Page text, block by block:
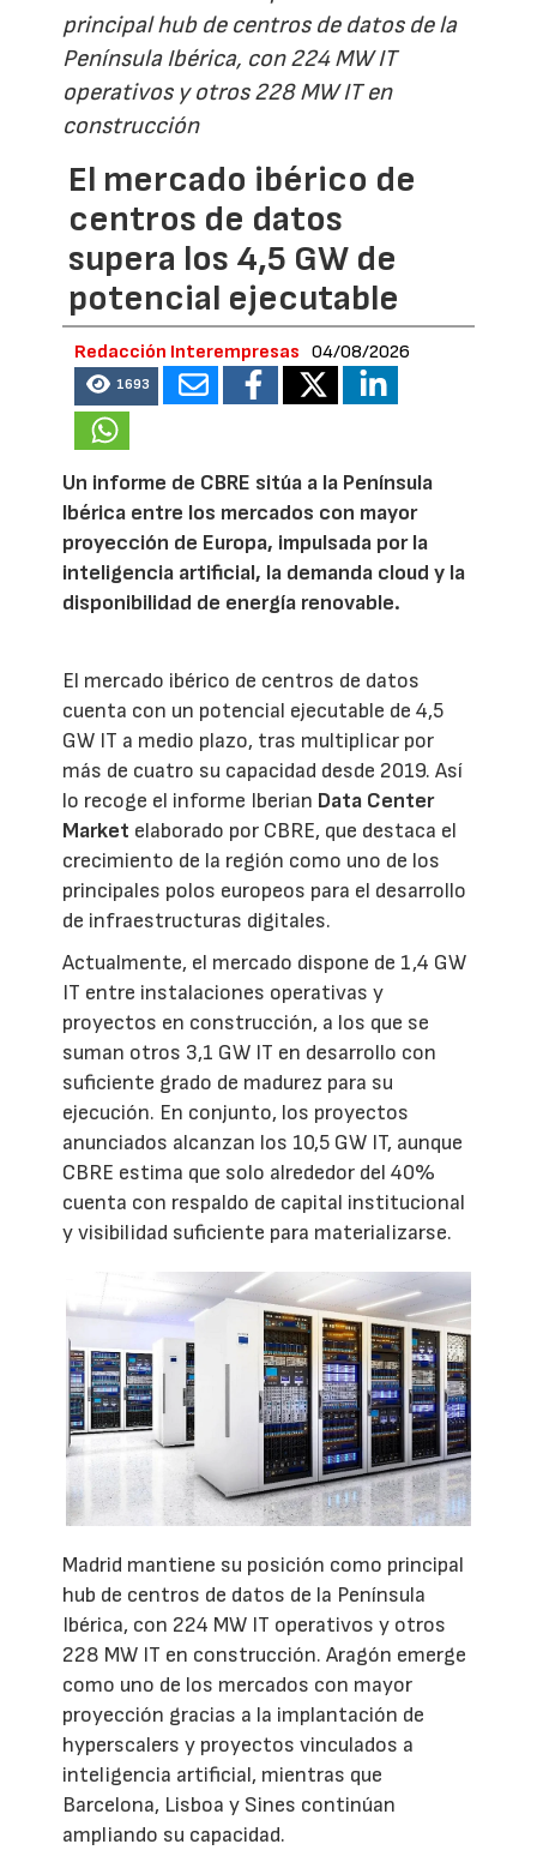
principal hub de centros de datos de la
Península Ibérica, con 224 MW IT
operativos y otros 228 MW IT en
construcción
El mercado ibérico de
centros de datos
supera los 4,5 GW de
potencial ejecutable
Redacción Interempresas 04/08/2026
1693
Un informe de CBRE sitúa a la Península
Ibérica entre los mercados con mayor
proyección de Europa, impulsada por la
inteligencia artificial, la demanda cloud y la
disponibilidad de energía renovable.
El mercado ibérico de centros de datos
cuenta con un potencial ejecutable de 4,5
GW IT a medio plazo, tras multiplicar por
más de cuatro su capacidad desde 2019. Así
lo recoge el informe Iberian Data Center
Market elaborado por CBRE, que destaca el
crecimiento de la región como uno de los
principales polos europeos para el desarrollo
de infraestructuras digitales.
Actualmente, el mercado dispone de 1,4 GW
IT entre instalaciones operativas y
proyectos en construcción, a los que se
suman otros 3,1 GW IT en desarrollo con
suficiente grado de madurez para su
ejecución. En conjunto, los proyectos
anunciados alcanzan los 10,5 GW IT, aunque
CBRE estima que solo alrededor del 40%
cuenta con respaldo de capital institucional
y visibilidad suficiente para materializarse.
Madrid mantiene su posición como principal
hub de centros de datos de la Península
Ibérica, con 224 MW IT operativos y otros
228 MW IT en construcción. Aragón emerge
como uno de los mercados con mayor
proyección gracias a la implantación de
hyperscalers y proyectos vinculados a
inteligencia artificial, mientras que
Barcelona, Lisboa y Sines continúan
ampliando su capacidad.